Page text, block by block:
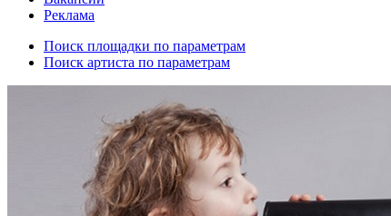
Реклама
Поиск площадки по параметрам
Поиск артиста по параметрам